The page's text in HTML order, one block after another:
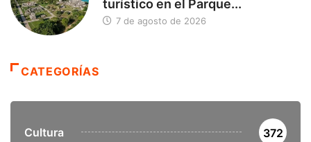
turístico en el Parque...
7 de agosto de 2026
CATEGORÍAS
Cultura 372